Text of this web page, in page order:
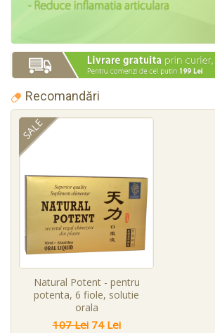
Recomandări
SALE
Natural Potent - pentru
potenta, 6 fiole, solutie
orala
107 Lei 74 Lei